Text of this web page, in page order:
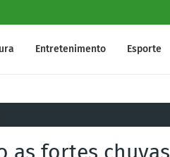
Entretenimento Esporte